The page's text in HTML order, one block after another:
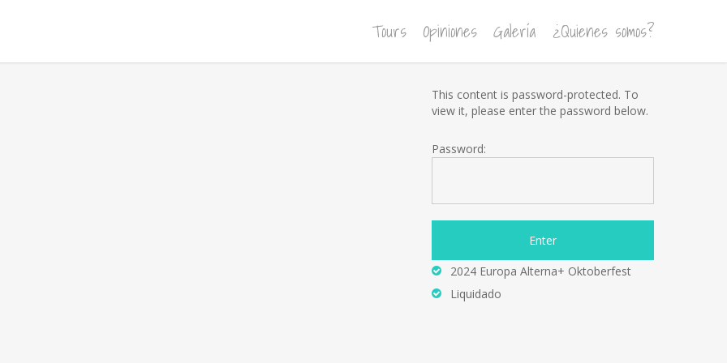
Tours Opiniones Galería ¿Quienes somos?
This content is password-protected. To
view it, please enter the password below.
Password:
2024 Europa Alterna+ Oktoberfest
Liquidado